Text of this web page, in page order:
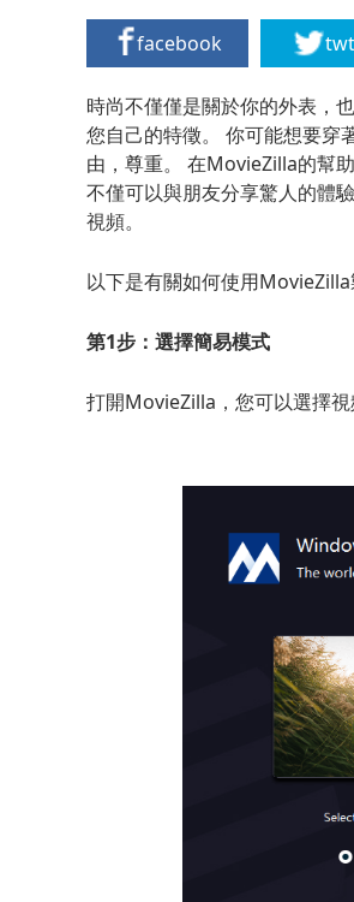
facebook
時尚不僅僅是關於你的外表，
您自己的特徵。 你可能想要穿
由，尊重。 在MovieZilla的幫
不僅可以與朋友分享驚人的體
視頻。
以下是有關如何使用
第1步：選擇簡易模式
打開MovieZilla，您可以選擇視